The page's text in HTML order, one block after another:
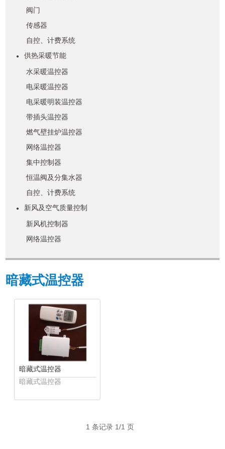
阀门
传感器
自控、计费系统
●
供热采暖节能
水采暖温控器
电采暖温控器
电采暖明装温控器
带插头温控器
燃气壁挂炉温控器
网络温控器
集中控制器
恒温阀及分集水器
自控、计费系统
●
新风及空气质量控制
新风机控制器
网络温控器
暗藏式温控器
暗藏式温控器
暗藏式温控器
1 条记录 1/1 页